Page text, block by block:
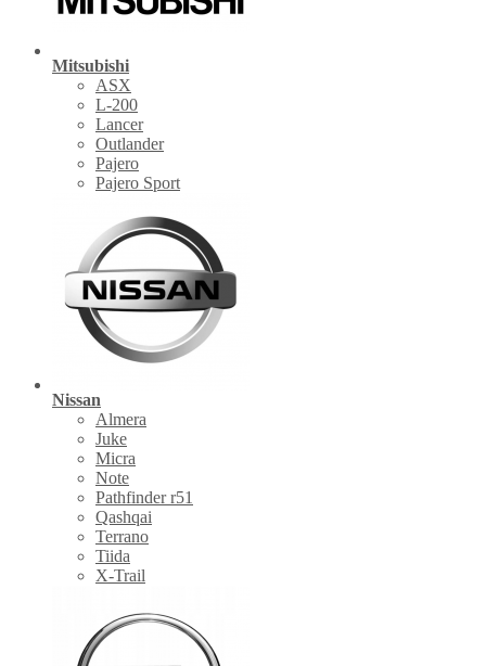
Mitsubishi
ASX
L-200
Lancer
Outlander
Pajero
Pajero Sport
Nissan
Almera
Juke
Micra
Note
Pathfinder r51
Qashqai
Terrano
Tiida
X-Trail